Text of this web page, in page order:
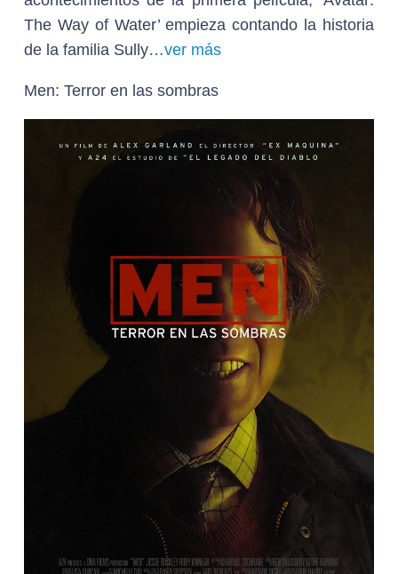
The Way of Water’ empieza contando la historia
de la familia Sully…ver más
Men: Terror en las sombras